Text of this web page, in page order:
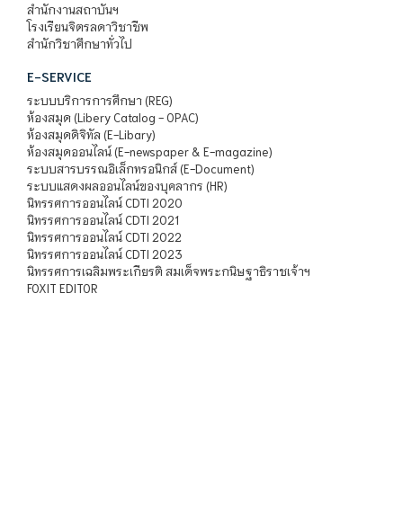
สำนักงานสถาบันฯ
โรงเรียนจิตรลดาวิชาชีพ
สำนักวิชาศึกษาทั่วไป
E-SERVICE
ระบบบริการการศึกษา (REG)
ห้องสมุด (Libery Catalog - OPAC)
ห้องสมุดดิจิทัล (E-Libary)
ห้องสมุดออนไลน์ (E-newspaper & E-magazine)
ระบบสารบรรณอิเล็กทรอนิกส์ (E-Document)
ระบบแสดงผลออนไลน์ของบุคลากร (HR)
นิทรรศการออนไลน์ CDTI 2020
นิทรรศการออนไลน์ CDTI 2021
นิทรรศการออนไลน์ CDTI 2022
นิทรรศการออนไลน์ CDTI 2023
นิทรรศการเฉลิมพระเกียรติ สมเด็จพระกนิษฐาธิราชเจ้าฯ
FOXIT EDITOR